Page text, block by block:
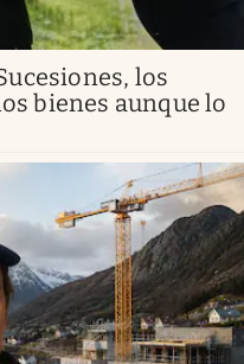
los
bienes aunque lo